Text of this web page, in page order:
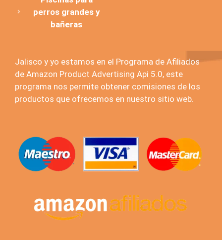
perros grandes y
bañeras
Jalisco y yo estamos en el Programa de Afiliados
de Amazon Product Advertising Api 5.0, este
programa nos permite obtener comisiones de los
productos que ofrecemos en nuestro sitio web.